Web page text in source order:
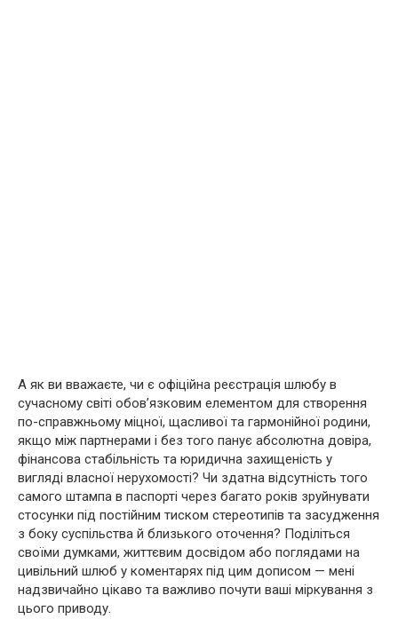
А як ви вважаєте, чи є офіційна реєстрація шлюбу в
сучасному світі обов’язковим елементом для створення
по-справжньому міцної, щасливої та гармонійної родини,
якщо між партнерами і без того панує абсолютна довіра,
фінансова стабільність та юридична захищеність у
вигляді власної нерухомості? Чи здатна відсутність того
самого штампа в паспорті через багато років зруйнувати
стосунки під постійним тиском стереотипів та засудження
з боку суспільства й близького оточення? Поділіться
своїми думками, життєвим досвідом або поглядами на
цивільний шлюб у коментарях під цим дописом — мені
надзвичайно цікаво та важливо почути ваші міркування з
цього приводу.